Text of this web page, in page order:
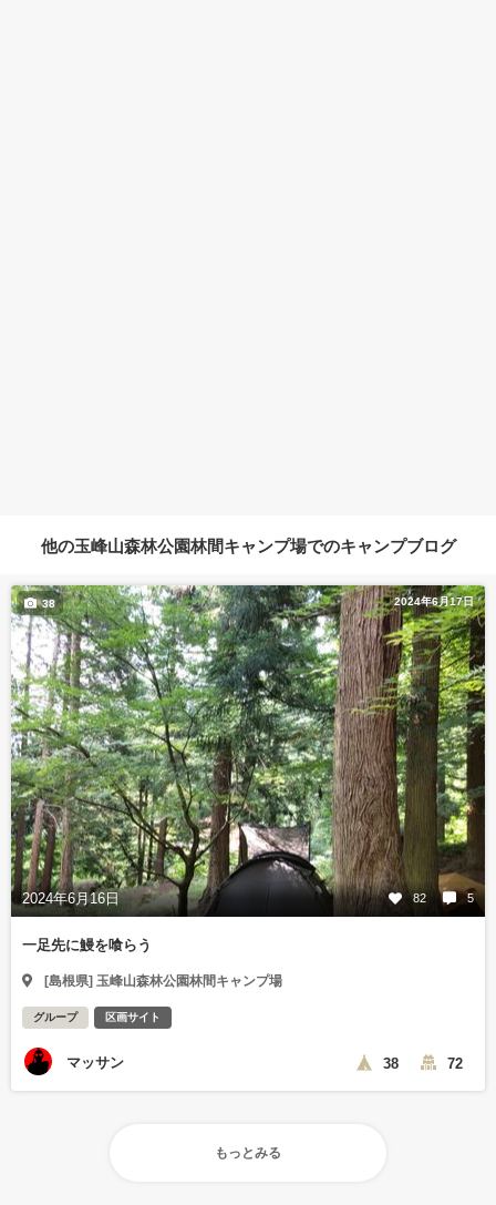
他の玉峰山森林公園林間キャンプ場でのキャンプブログ
2024年6月17日
2024年6月16日 82 5
38
一足先に鰻を喰らう
[島根県] 玉峰山森林公園林間キャンプ場
グループ 区画サイト
マッサン 38 72
もっとみる